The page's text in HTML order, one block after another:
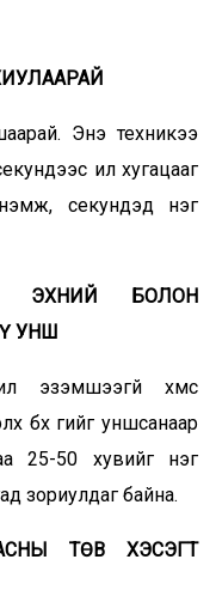
Энэ техникээ
илүү хугацааг
секундэд нэг
ЭХНИЙ БОЛОН
УНШ
хүмүүс
бүх үгийг уншсанаар
25-50 хувийг нэг
зориулдаг байна.
ТӨВ ХЭСЭГТ